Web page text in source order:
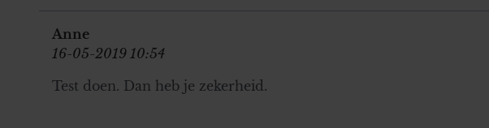
Anne
16-05-2019 10:54
Test doen. Dan heb je zekerheid.